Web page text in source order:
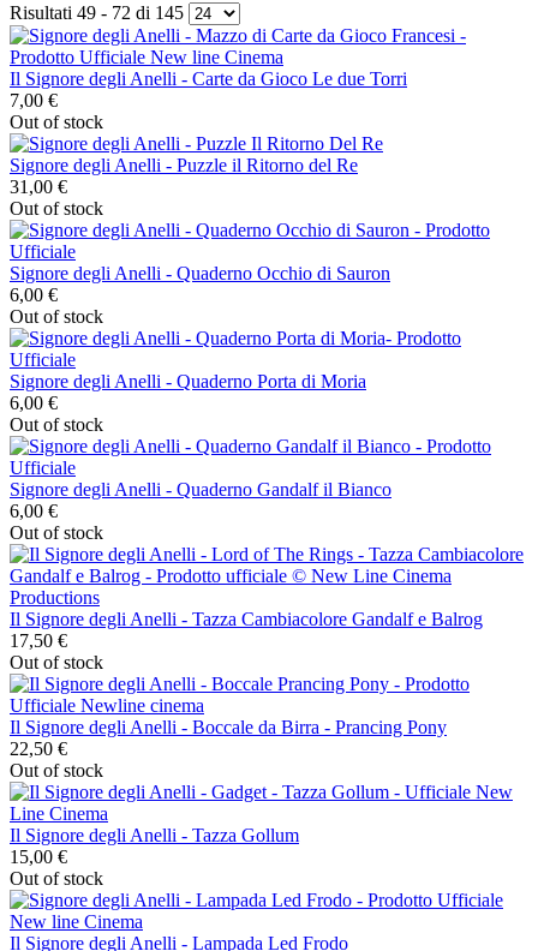
Risultati 49 - 72 di 145
Il Signore degli Anelli - Carte da Gioco Le due Torri
7,00 €
Out of stock
Signore degli Anelli - Puzzle il Ritorno del Re
31,00 €
Out of stock
Signore degli Anelli - Quaderno Occhio di Sauron
6,00 €
Out of stock
Signore degli Anelli - Quaderno Porta di Moria
6,00 €
Out of stock
Signore degli Anelli - Quaderno Gandalf il Bianco
6,00 €
Out of stock
Il Signore degli Anelli - Tazza Cambiacolore Gandalf e Balrog
17,50 €
Out of stock
Il Signore degli Anelli - Boccale da Birra - Prancing Pony
22,50 €
Out of stock
Il Signore degli Anelli - Tazza Gollum
15,00 €
Out of stock
Il Signore degli Anelli - Lampada Led Frodo